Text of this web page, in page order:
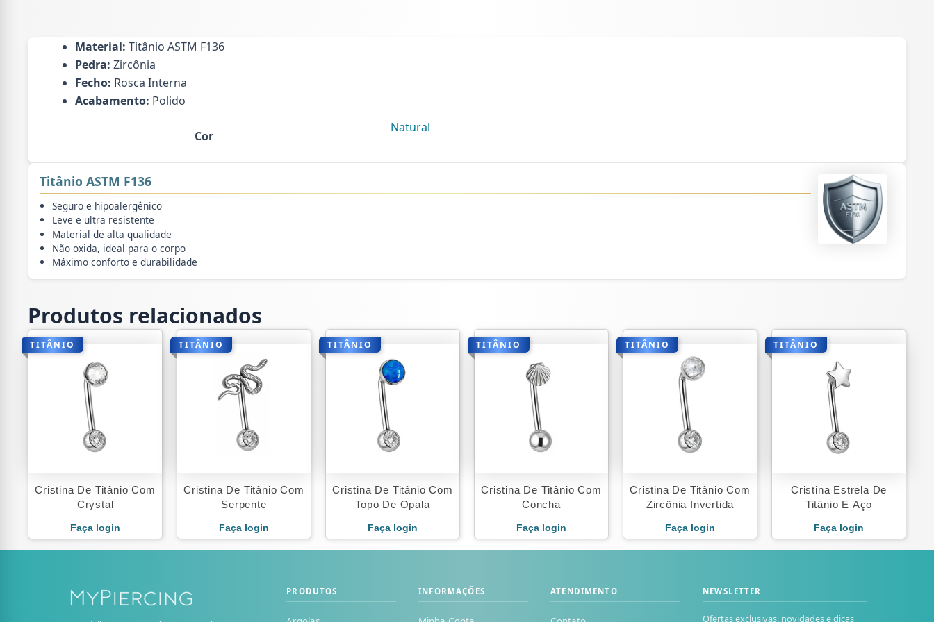
Material: Titânio ASTM F136
Pedra: Zircônia
Fecho: Rosca Interna
Acabamento: Polido
Cor
Natural
Titânio ASTM F136
Seguro e hipoalergênico
Leve e ultra resistente
Material de alta qualidade
Não oxida, ideal para o corpo
Máximo conforto e durabilidade
Produtos relacionados
TITÂNIO
Cristina De Titânio Com
Crystal
Faça login
TITÂNIO
Cristina De Titânio Com
Serpente
Faça login
TITÂNIO
Cristina De Titânio Com
Topo De Opala
Faça login
TITÂNIO
Cristina De Titânio Com
Concha
Faça login
TITÂNIO
Cristina De Titânio Com
Zircônia Invertida
Faça login
TITÂNIO
Cristina Estrela De
Titânio E Aço
Faça login
PRODUTOS INFORMAÇÕES ATENDIMENTO NEWSLETTER
Ofertas exclusivas, novidades e dicas